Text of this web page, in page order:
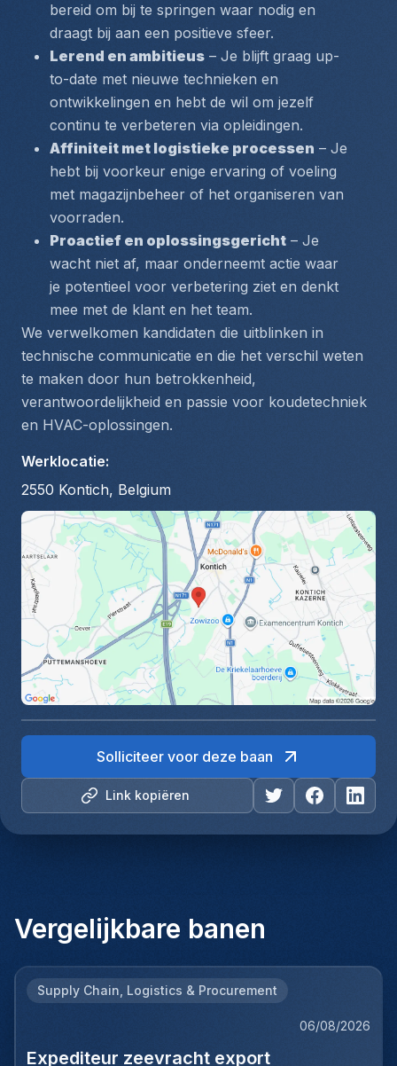
bereid om bij te springen waar nodig en
draagt bij aan een positieve sfeer.
Lerend en ambitieus – Je blijft graag up-
to-date met nieuwe technieken en
ontwikkelingen en hebt de wil om jezelf
continu te verbeteren via opleidingen.
Affiniteit met logistieke processen – Je
hebt bij voorkeur enige ervaring of voeling
met magazijnbeheer of het organiseren van
voorraden.
Proactief en oplossingsgericht – Je
wacht niet af, maar onderneemt actie waar
je potentieel voor verbetering ziet en denkt
mee met de klant en het team.
We verwelkomen kandidaten die uitblinken in
technische communicatie en die het verschil weten
te maken door hun betrokkenheid,
verantwoordelijkheid en passie voor koudetechniek
en HVAC-oplossingen.
Werklocatie:
2550 Kontich, Belgium
Link kopiëren
Solliciteer voor deze baan
Vergelijkbare banen
Supply Chain, Logistics & Procurement
06/08/2026
Expediteur zeevracht export